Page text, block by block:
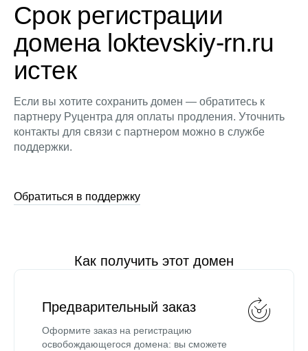
Срок регистрации
домена loktevskiy-rn.ru
истек
Если вы хотите сохранить домен — обратитесь к
партнеру Руцентра для оплаты продления. Уточнить
контакты для связи с партнером можно в службе
поддержки.
Обратиться в поддержку
Как получить этот домен
Предварительный заказ
Оформите заказ на регистрацию
освобождающегося домена: вы сможете